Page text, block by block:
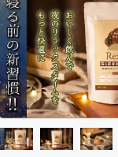
アート
テクノ
映像・
ビジネ